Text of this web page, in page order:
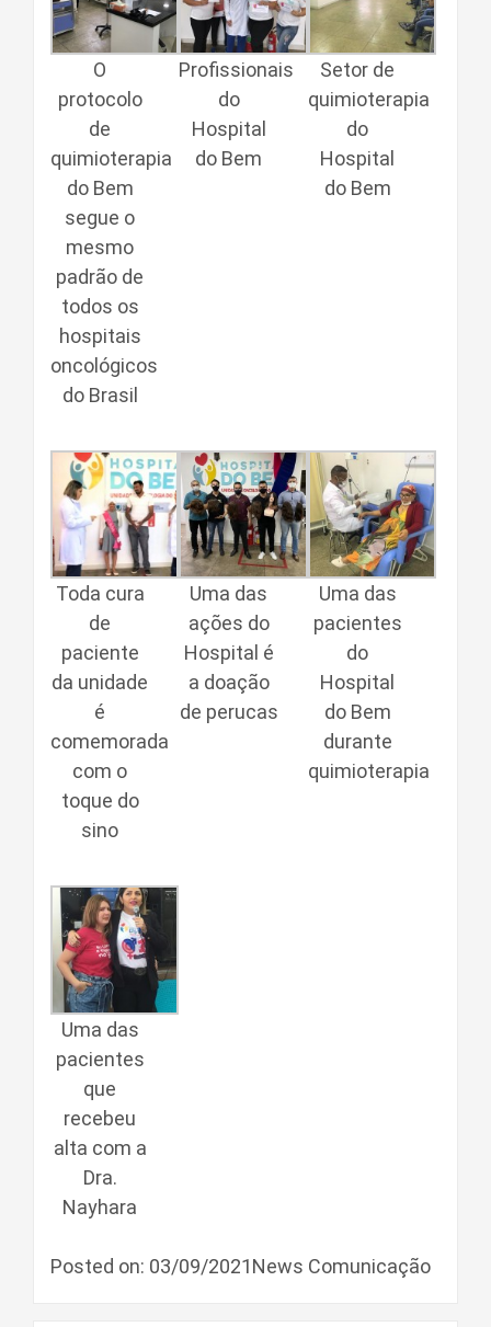
O
protocolo
de
quimioterapia
do Bem
segue o
mesmo
padrão de
todos os
hospitais
oncológicos
do Brasil
Profissionais
do
Hospital
do Bem
Setor de
quimioterapia
do
Hospital
do Bem
Toda cura
de
paciente
da unidade
é
comemorada
com o
toque do
sino
Uma das
ações do
Hospital é
a doação
de perucas
Uma das
pacientes
do
Hospital
do Bem
durante
quimioterapia
Uma das
pacientes
que
recebeu
alta com a
Dra.
Nayhara
Posted on: 03/09/2021News Comunicação